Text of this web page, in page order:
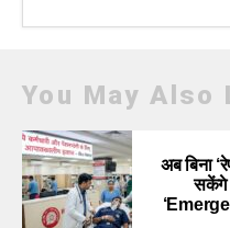
You May Also
अब बिना
सकेंगे